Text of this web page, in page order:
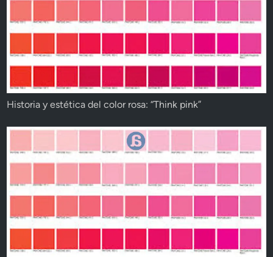
Historia y estética del color rosa: “Think pink”